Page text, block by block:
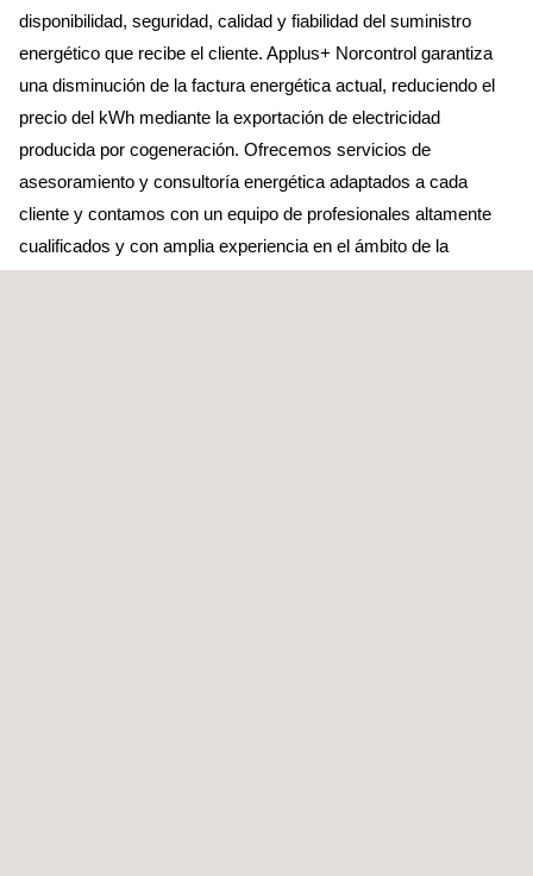
disponibilidad, seguridad, calidad y fiabilidad del suministro
energético que recibe el cliente. Applus+ Norcontrol garantiza
una disminución de la factura energética actual, reduciendo el
precio del kWh mediante la exportación de electricidad
producida por cogeneración. Ofrecemos servicios de
asesoramiento y consultoría energética adaptados a cada
cliente y contamos con un equipo de profesionales altamente
cualificados y con amplia experiencia en el ámbito de la